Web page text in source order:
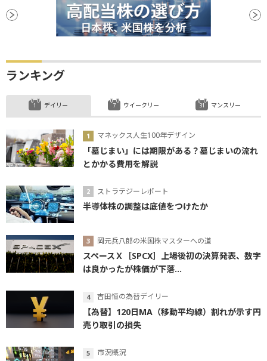
ランキング
デイリー
マネックス人生100年デザイン
「墓じまい」には期限がある？墓じまいの流れ
とかかる費用を解説
ストラテジーレポート
半導体株の調整は底値をつけたか
岡元兵八郎の米国株マスターへの道
スペースＸ［SPCX］上場後初の決算発表、数字
は良かったが株価が下落...
吉田恒の為替デイリー
【為替】120日MA（移動平均線）割れが示す円
売り取引の損失
市況概況
ウイークリー マンスリー